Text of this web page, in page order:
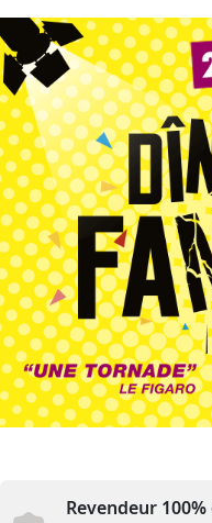
Revendeur